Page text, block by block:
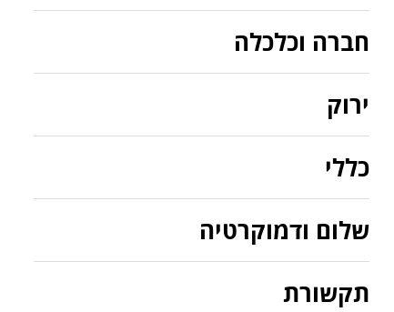
חברה וכלכלה
ירוק
כללי
שלום ודמוקרטיה
תקשורת